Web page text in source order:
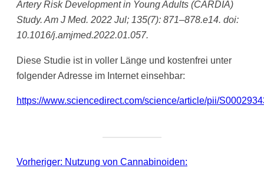
Artery Risk Development in Young Adults (CARDIA)
Study. Am J Med. 2022 Jul; 135(7): 871–878.e14. doi:
10.1016/j.amjmed.2022.01.057.
Diese Studie ist in voller Länge und kostenfrei unter
folgender Adresse im Internet einsehbar:
https://www.sciencedirect.com/science/article/pii/
Vorheriger: Nutzung von Cannabinoiden: